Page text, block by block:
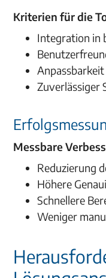
Kriterien für die
Integration in
Anpassbarkeit
Zuverlässiger
Messbare
Reduzierung
Höhere
Schnellere
Weniger